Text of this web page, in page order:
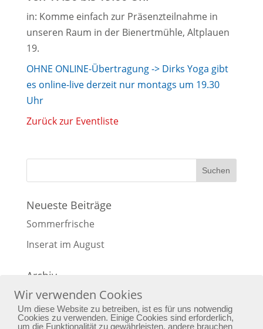
in: Komme einfach zur Präsenzteilnahme in
unseren Raum in der Bienertmühle, Altplauen
19.
OHNE ONLINE-Übertragung -> Dirks Yoga gibt
es online-live derzeit nur montags um 19.30
Uhr
Zurück zur Eventliste
Neueste Beiträge
Sommerfrische
Inserat im August
Archiv
Archiv
Wir verwenden Cookies
Um diese Website zu betreiben, ist es für uns notwendig
Cookies zu verwenden. Einige Cookies sind erforderlich,
um die Funktionalität zu gewährleisten, andere brauchen